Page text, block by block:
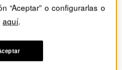
“Aceptar” o configurarlas o
aquí.